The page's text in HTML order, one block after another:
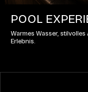
Warmes Wasser,
Erlebnis.